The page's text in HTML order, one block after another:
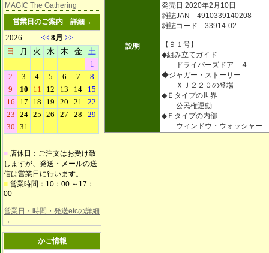
MAGIC The Gathering
営業日のご案内 詳細→
■ 店休日：ご注文はお受け致
しますが、発送・メールの送
信は営業日に行います。
■ 営業時間：10：00.～17：
00
営業日・時間・発送etcの詳細
→
かご情報
説明
発売日 2020年2月10日
雑誌JAN 4910339140208
雑誌コード 33914-02
【９１号】
◆組み立てガイド
ドライバーズドア ４
◆ジャガー・ストーリー
ＸＪ２２０の登場
◆Ｅタイプの世界
公民権運動
◆Ｅタイプの内部
ウィンドウ・ウォッシャー